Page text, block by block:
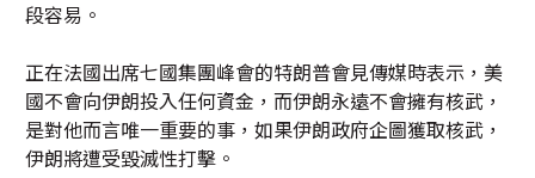
段容易。
正在法國出席七國集團峰會的特朗普會見傳媒時表示，美
國不會向伊朗投入任何資金，而伊朗永遠不會擁有核武，
是對他而言唯一重要的事，如果伊朗政府企圖獲取核武，
伊朗將遭受毀滅性打擊。